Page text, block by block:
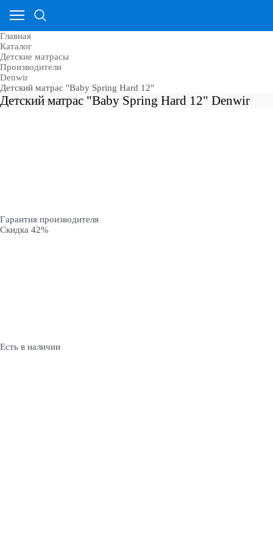
Главная
Каталог
Детские матрасы
Производители
Denwir
Детский матрас "Baby Spring Hard 12"
Детский матрас "Baby Spring Hard 12" Denwir
Гарантия производителя
Скидка 42%
Есть в наличии